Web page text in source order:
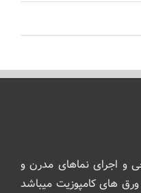
و اجرای نماهای مدرن و
های کامپوزیت میباشد